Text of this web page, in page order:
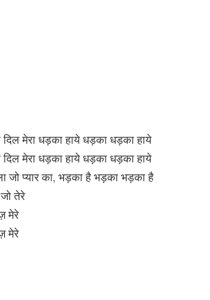
मेरा धड़का हाये धड़का धड़का हाये
मेरा धड़का हाये धड़का धड़का हाये
जो प्यार का, भड़का है भड़का भड़का है
तेरे
मेरे
मेरे